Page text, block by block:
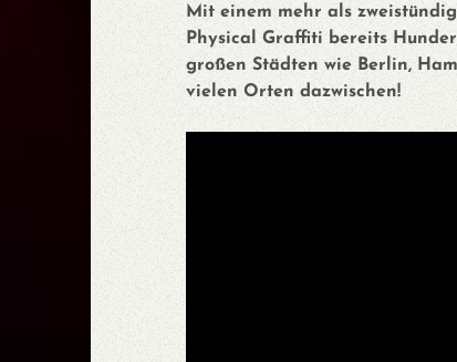
Mit einem mehr als
Physical Graffiti bereits
großen Städten wie Berlin,
vielen Orten dazwischen!